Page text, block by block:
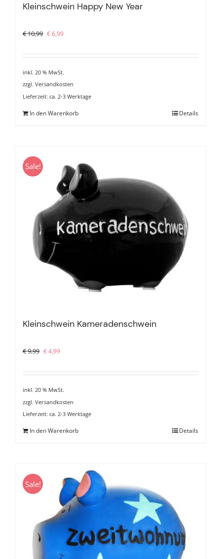
Kleinschwein Happy New Year
€10,99 Ursprünglicher
war:
€6,99Aktueller
ist:
inkl. 20 % MwSt.
zzgl. Versandkosten
Lieferzeit: ca. 2-3 Werktage
In den Warenkorb Details
Sale!
Kleinschwein Kameradenschwein
€9,99 Ursprünglicher
war:
€4,99Aktueller
ist:
inkl. 20 % MwSt.
zzgl. Versandkosten
Lieferzeit: ca. 2-3 Werktage
In den Warenkorb Details
Sale!